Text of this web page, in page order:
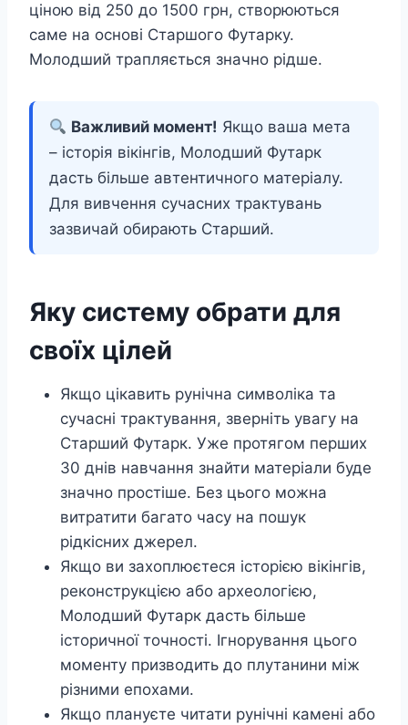
ціною від 250 до 1500 грн, створюються
саме на основі Старшого Футарку.
Молодший трапляється значно рідше.
Важливий момент! Якщо ваша мета
– історія вікінгів, Молодший Футарк
дасть більше автентичного матеріалу.
Для вивчення сучасних трактувань
зазвичай обирають Старший.
Яку систему обрати для
своїх цілей
Якщо цікавить рунічна символіка та
сучасні трактування, зверніть увагу на
Старший Футарк. Уже протягом перших
30 днів навчання знайти матеріали буде
значно простіше. Без цього можна
витратити багато часу на пошук
рідкісних джерел.
Якщо ви захоплюєтеся історією вікінгів,
реконструкцією або археологією,
Молодший Футарк дасть більше
історичної точності. Ігнорування цього
моменту призводить до плутанини між
різними епохами.
Якщо плануєте читати рунічні камені або